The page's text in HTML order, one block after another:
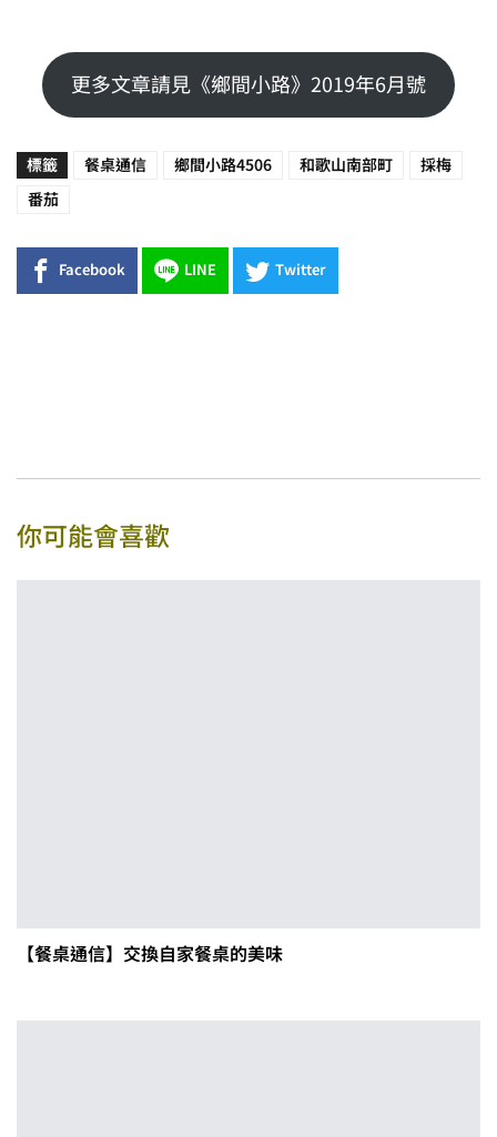
更多文章請見《鄉間小路》2019年6月號
標籤 餐桌通信 鄉間小路4506 和歌山南部町 採梅
番茄
Facebook LINE Twitter
你可能會喜歡
【餐桌通信】交換自家餐桌的美味